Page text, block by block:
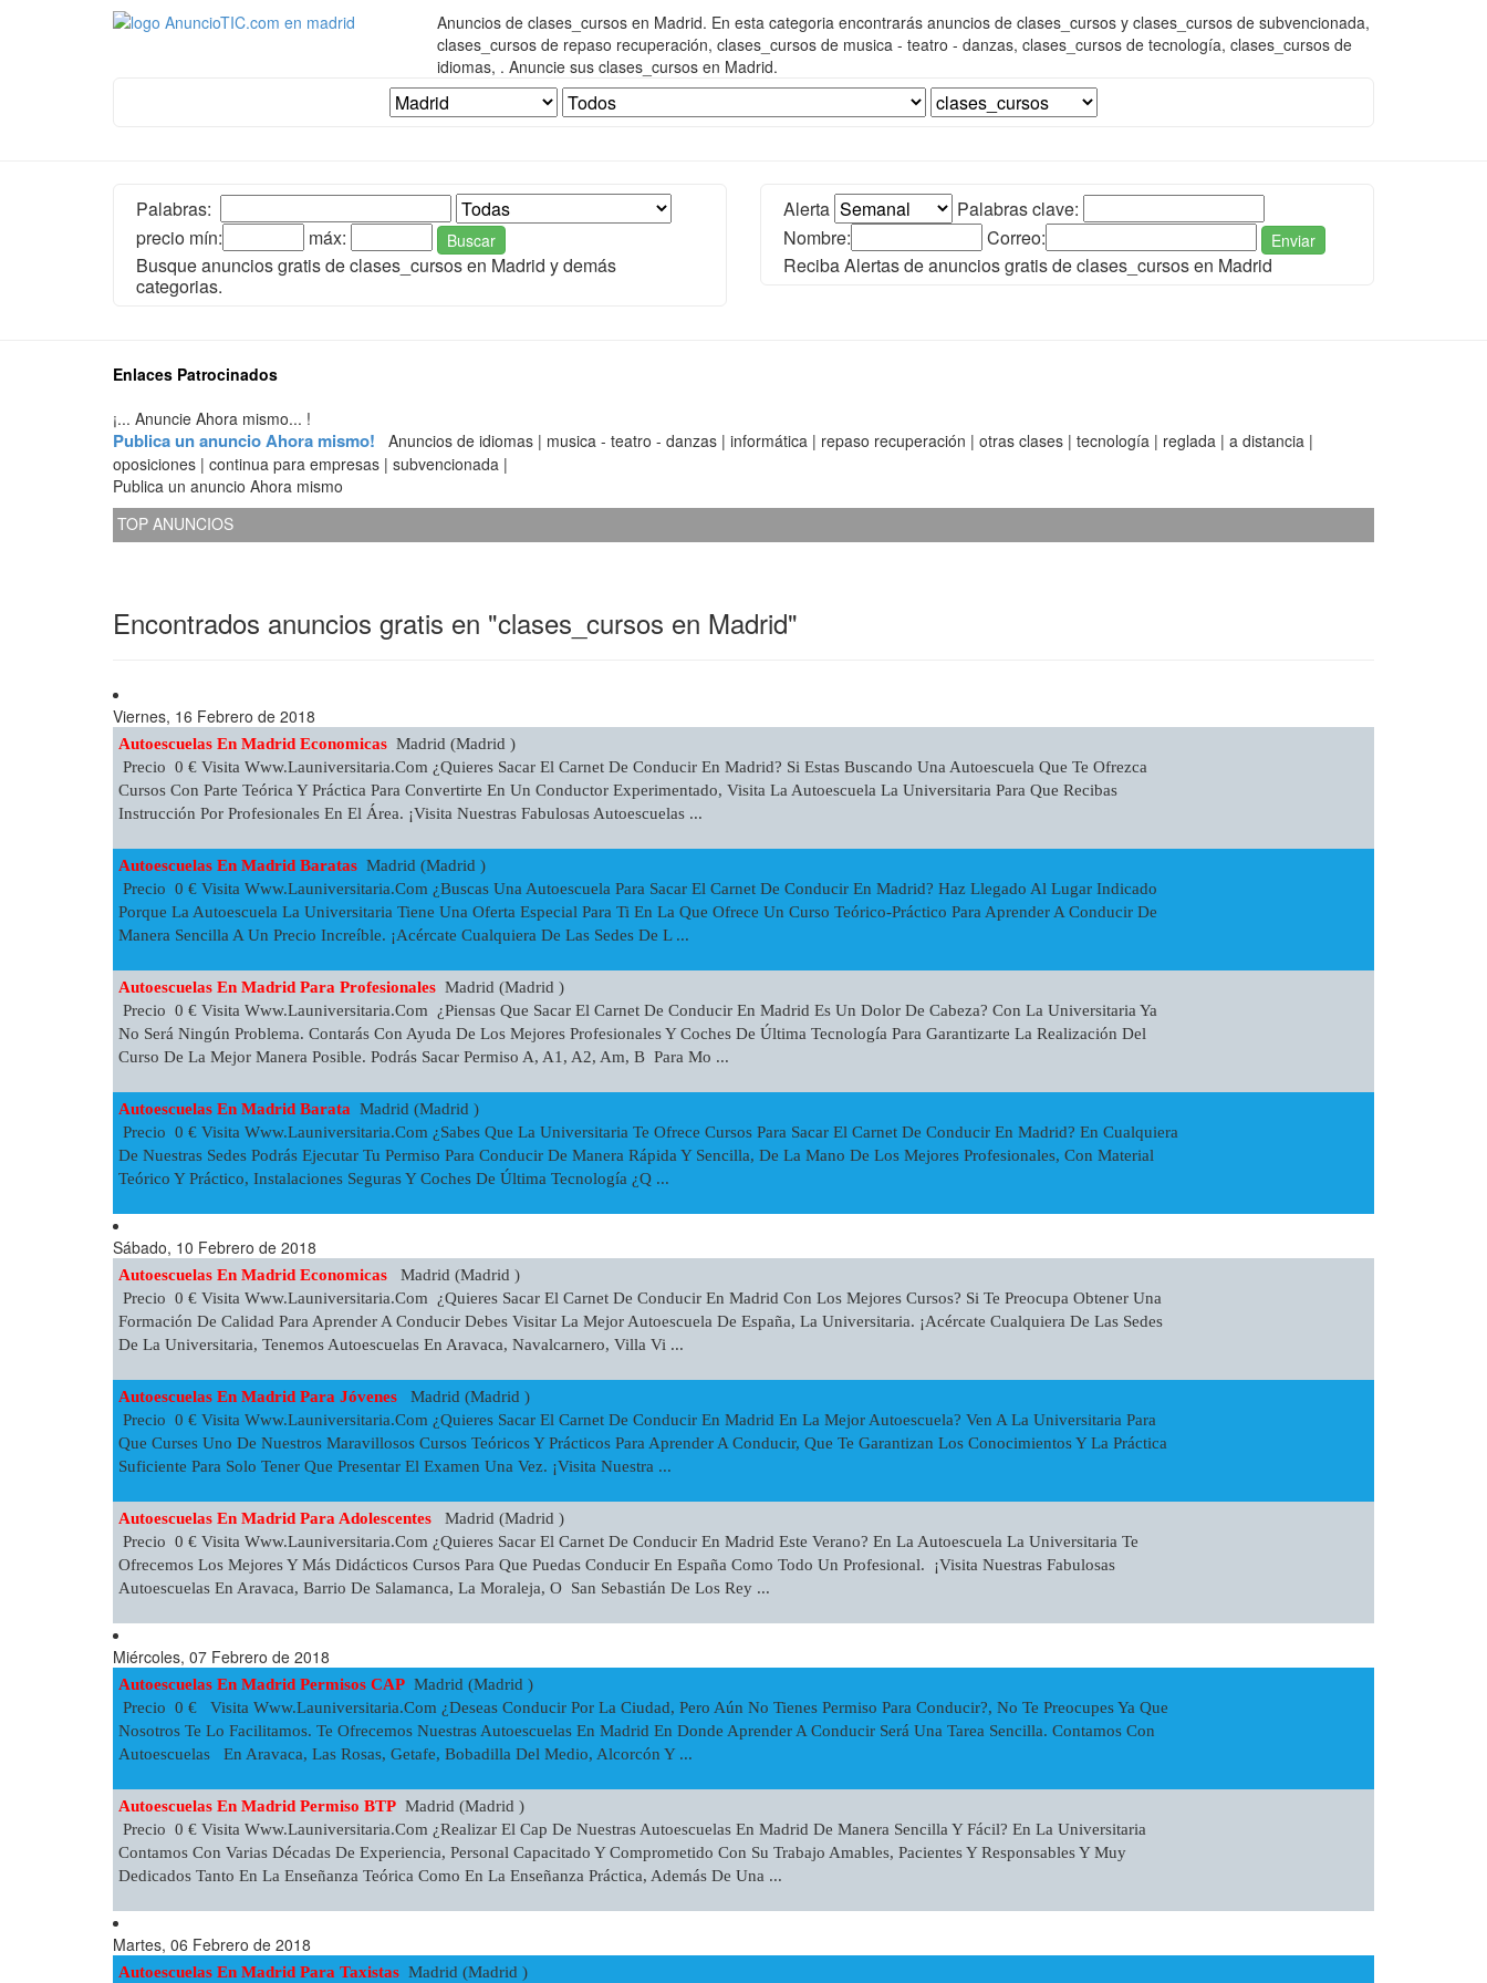
Anuncios de clases_cursos en Madrid. En esta categoria encontrarás anuncios de clases_cursos y clases_cursos de subvencionada,
clases_cursos de repaso recuperación, clases_cursos de musica - teatro - danzas, clases_cursos de tecnología, clases_cursos de
idiomas, . Anuncie sus clases_cursos en Madrid.
Palabras:
precio mín:
máx: Buscar
Busque anuncios gratis de clases_cursos en Madrid y demás
categorias.
Alerta
Palabras clave:
Nombre:
Correo: Enviar
Reciba Alertas de anuncios gratis de clases_cursos en Madrid
Enlaces Patrocinados
¡... Anuncie Ahora mismo... !
Publica un anuncio Ahora mismo! Anuncios de idiomas | musica - teatro - danzas | informática | repaso recuperación | otras clases | tecnología | reglada | a distancia |
oposiciones | continua para empresas | subvencionada |
Publica un anuncio Ahora mismo
TOP ANUNCIOS
Encontrados anuncios gratis en "clases_cursos en Madrid"
Viernes, 16 Febrero de 2018
Autoescuelas En Madrid Economicas Madrid (Madrid )
Precio 0 € Visita Www.launiversitaria.com ¿quieres Sacar El Carnet De Conducir En Madrid? Si Estas Buscando Una Autoescuela Que Te Ofrezca
Cursos Con Parte Teórica Y Práctica Para Convertirte En Un Conductor Experimentado, Visita La Autoescuela La Universitaria Para Que Recibas
Instrucción Por Profesionales En El Área. ¡visita Nuestras Fabulosas Autoescuelas ...
Autoescuelas En Madrid Baratas Madrid (Madrid )
Precio 0 € Visita Www.launiversitaria.com ¿buscas Una Autoescuela Para Sacar El Carnet De Conducir En Madrid? Haz Llegado Al Lugar Indicado
Porque La Autoescuela La Universitaria Tiene Una Oferta Especial Para Ti En La Que Ofrece Un Curso Teórico-Práctico Para Aprender A Conducir De
Manera Sencilla A Un Precio Increíble. ¡acércate Cualquiera De Las Sedes De L ...
Autoescuelas En Madrid Para Profesionales Madrid (Madrid )
Precio 0 € Visita Www.launiversitaria.com ¿piensas Que Sacar El Carnet De Conducir En Madrid Es Un Dolor De Cabeza? Con La Universitaria Ya
No Será Ningún Problema. Contarás Con Ayuda De Los Mejores Profesionales Y Coches De Última Tecnología Para Garantizarte La Realización Del
Curso De La Mejor Manera Posible. Podrás Sacar Permiso A, A1, A2, Am, B Para Mo ...
Autoescuelas En Madrid Barata Madrid (Madrid )
Precio 0 € Visita Www.launiversitaria.com ¿sabes Que La Universitaria Te Ofrece Cursos Para Sacar El Carnet De Conducir En Madrid? En Cualquiera
De Nuestras Sedes Podrás Ejecutar Tu Permiso Para Conducir De Manera Rápida Y Sencilla, De La Mano De Los Mejores Profesionales, Con Material
Teórico Y Práctico, Instalaciones Seguras Y Coches De Última Tecnología ¿q ...
Sábado, 10 Febrero de 2018
Autoescuelas En Madrid Economicas
Madrid (Madrid )
Precio 0 € Visita Www.launiversitaria.com ¿quieres Sacar El Carnet De Conducir En Madrid Con Los Mejores Cursos? Si Te Preocupa Obtener Una
Formación De Calidad Para Aprender A Conducir Debes Visitar La Mejor Autoescuela De España, La Universitaria. ¡acércate Cualquiera De Las Sedes
De La Universitaria, Tenemos Autoescuelas En Aravaca, Navalcarnero, Villa Vi ...
Autoescuelas En Madrid Para Jóvenes
Madrid (Madrid )
Precio 0 € Visita Www.launiversitaria.com ¿quieres Sacar El Carnet De Conducir En Madrid En La Mejor Autoescuela? Ven A La Universitaria Para
Que Curses Uno De Nuestros Maravillosos Cursos Teóricos Y Prácticos Para Aprender A Conducir, Que Te Garantizan Los Conocimientos Y La Práctica
Suficiente Para Solo Tener Que Presentar El Examen Una Vez. ¡visita Nuestra ...
Autoescuelas En Madrid Para Adolescentes
Madrid (Madrid )
Precio 0 € Visita Www.launiversitaria.com ¿quieres Sacar El Carnet De Conducir En Madrid Este Verano? En La Autoescuela La Universitaria Te
Ofrecemos Los Mejores Y Más Didácticos Cursos Para Que Puedas Conducir En España Como Todo Un Profesional. ¡visita Nuestras Fabulosas
Autoescuelas En Aravaca, Barrio De Salamanca, La Moraleja, O San Sebastián De Los Rey ...
Miércoles, 07 Febrero de 2018
Autoescuelas En Madrid Permisos CAP Madrid (Madrid )
Precio 0 € Visita Www.launiversitaria.com ¿deseas Conducir Por La Ciudad, Pero Aún No Tienes Permiso Para Conducir?, No Te Preocupes Ya Que
Nosotros Te Lo Facilitamos. Te Ofrecemos Nuestras Autoescuelas En Madrid En Donde Aprender A Conducir Será Una Tarea Sencilla. Contamos Con
Autoescuelas En Aravaca, Las Rosas, Getafe, Bobadilla Del Medio, Alcorcón Y ...
Autoescuelas En Madrid Permiso BTP Madrid (Madrid )
Precio 0 € Visita Www.launiversitaria.com ¿realizar El Cap De Nuestras Autoescuelas En Madrid De Manera Sencilla Y Fácil? En La Universitaria
Contamos Con Varias Décadas De Experiencia, Personal Capacitado Y Comprometido Con Su Trabajo Amables, Pacientes Y Responsables Y Muy
Dedicados Tanto En La Enseñanza Teórica Como En La Enseñanza Práctica, Además De Una ...
Martes, 06 Febrero de 2018
Autoescuelas En Madrid Para Taxistas Madrid (Madrid )